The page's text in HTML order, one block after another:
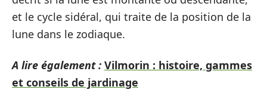
et le cycle sidéral, qui traite de la position de la
lune dans le zodiaque.
A lire également : Vilmorin : histoire, gammes
et conseils de jardinage